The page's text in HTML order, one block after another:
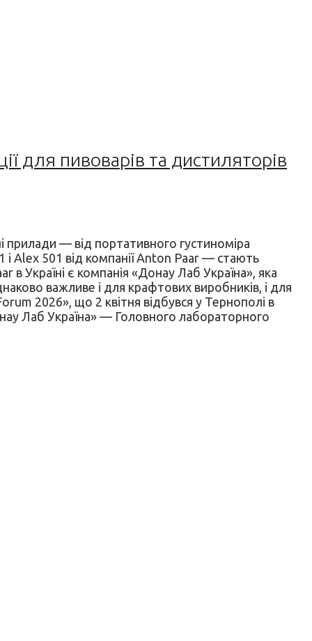
для пивоварів та дистиляторів
прилади — від портативного густиноміра
Alex 501 від компанії Anton Paar — стають
в Україні є компанія «Донау Лаб Україна», яка
важливе і для крафтових виробників, і для
2026», що 2 квітня відбувся у Тернополі в
Лаб Україна» — Головного лабораторного